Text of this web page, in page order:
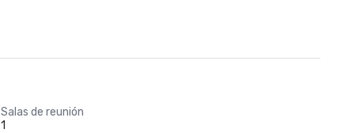
Salas de reunión
1